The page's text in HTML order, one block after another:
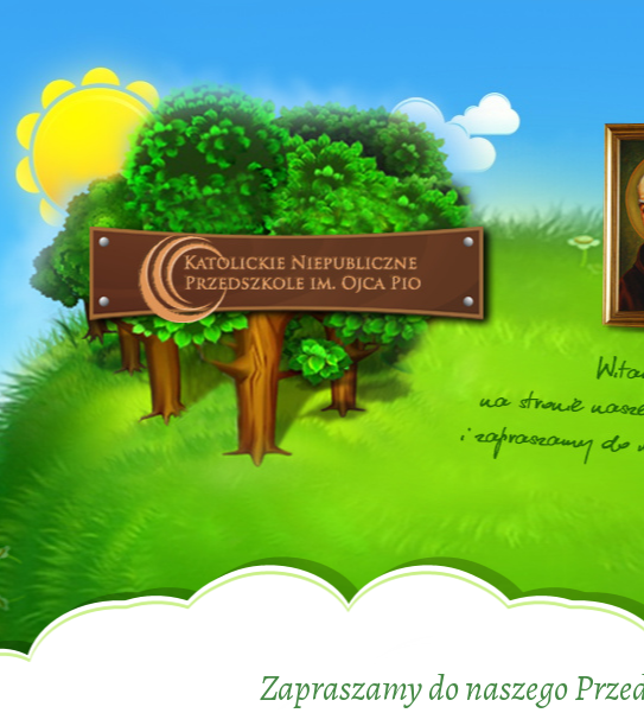
Zapraszamy do naszego